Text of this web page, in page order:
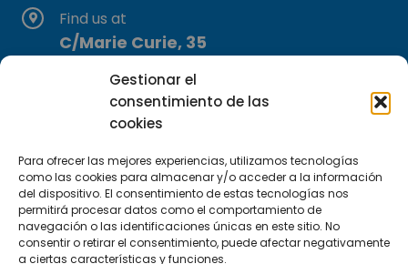
Gestionar el
consentimiento de las
cookies
Para ofrecer las mejores experiencias, utilizamos tecnologías
como las cookies para almacenar y/o acceder a la información
del dispositivo. El consentimiento de estas tecnologías nos
permitirá procesar datos como el comportamiento de
navegación o las identificaciones únicas en este sitio. No
consentir o retirar el consentimiento, puede afectar negativamente
a ciertas características y funciones.
Find us at
C/Marie Curie, 35
29590 Campanillas, Málaga
Subscribe to our Newsletter